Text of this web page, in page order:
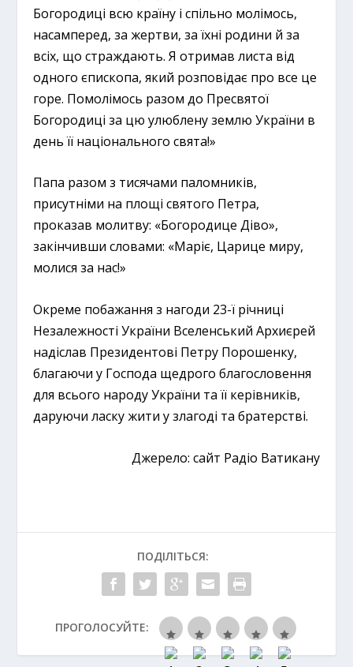
Богородиці всю країну і спільно молімось,
насамперед, за жертви, за їхні родини й за
всіх, що страждають. Я отримав листа від
одного єпископа, який розповідає про все це
горе. Помолімось разом до Пресвятої
Богородиці за цю улюблену землю України в
день її національного свята!»
Папа разом з тисячами паломників,
присутніми на площі святого Петра,
проказав молитву: «Богородице Діво»,
закінчивши словами: «Маріє, Царице миру,
молися за нас!»
Окреме побажання з нагоди 23-ї річниці
Незалежності України Вселенський Архиєрей
надіслав Президентові Петру Порошенку,
благаючи у Господа щедрого благословення
для всього народу України та її керівників,
даруючи ласку жити у злагоді та братерстві.
Джерело: сайт Радіо Ватикану
ПОДІЛІТЬСЯ:
ПРОГОЛОСУЙТЕ: